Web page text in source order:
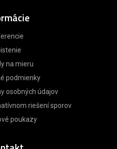
na mieru
podmienky
osobných údajov
riešení sporov
poukazy